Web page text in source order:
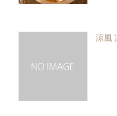
涼風